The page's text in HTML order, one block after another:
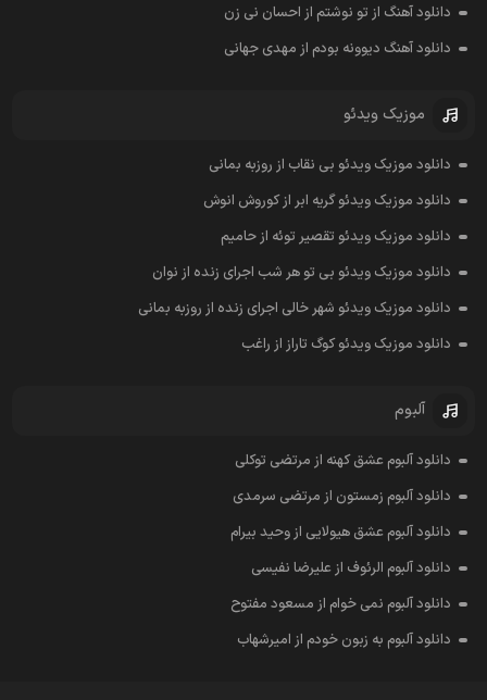
دانلود آهنگ از تو نوشتم از احسان نی زن
دانلود آهنگ دیوونه بودم از مهدی جهانی
موزیک ویدئو
دانلود موزیک ویدئو بی نقاب از روزبه بمانی
دانلود موزیک ویدئو گریه ابر از کوروش انوش
دانلود موزیک ویدئو تقصیر توئه از حامیم
دانلود موزیک ویدئو بی تو هر شب اجرای زنده از نوان
دانلود موزیک ویدئو شهر خالی اجرای زنده از روزبه بمانی
دانلود موزیک ویدئو کوگ تاراز از راغب
آلبوم
دانلود آلبوم عشق کهنه از مرتضی توکلی
دانلود آلبوم زمستون از مرتضی سرمدی
دانلود آلبوم عشق هیولایی از وحید بیرام
دانلود آلبوم الرئوف از علیرضا نفیسی
دانلود آلبوم نمی خوام از مسعود مفتوح
دانلود آلبوم به زبون خودم از امیرشهاب